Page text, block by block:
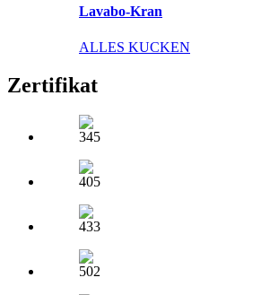
Lavabo-Kran
ALLES KUCKEN
Zertifikat